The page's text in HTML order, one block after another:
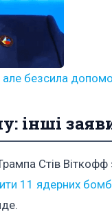
але безсила
інші
Стів
11 ядерних бомб